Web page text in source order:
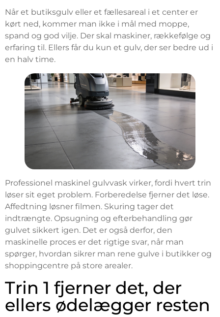
Når et butiksgulv eller et fællesareal i et center er
kørt ned, kommer man ikke i mål med moppe,
spand og god vilje. Der skal maskiner, rækkefølge og
erfaring til. Ellers får du kun et gulv, der ser bedre ud i
en halv time.
Professionel maskinel gulvvask virker, fordi hvert trin
løser sit eget problem. Forberedelse fjerner det løse.
Affedtning løsner filmen. Skuring tager det
indtrængte. Opsugning og efterbehandling gør
gulvet sikkert igen. Det er også derfor, den
maskinelle proces er det rigtige svar, når man
spørger, hvordan sikrer man rene gulve i butikker og
shoppingcentre på store arealer.
Trin 1 fjerner det, der
ellers ødelægger resten